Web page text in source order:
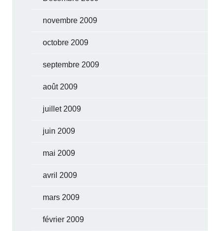
novembre 2009
octobre 2009
septembre 2009
août 2009
juillet 2009
juin 2009
mai 2009
avril 2009
mars 2009
février 2009